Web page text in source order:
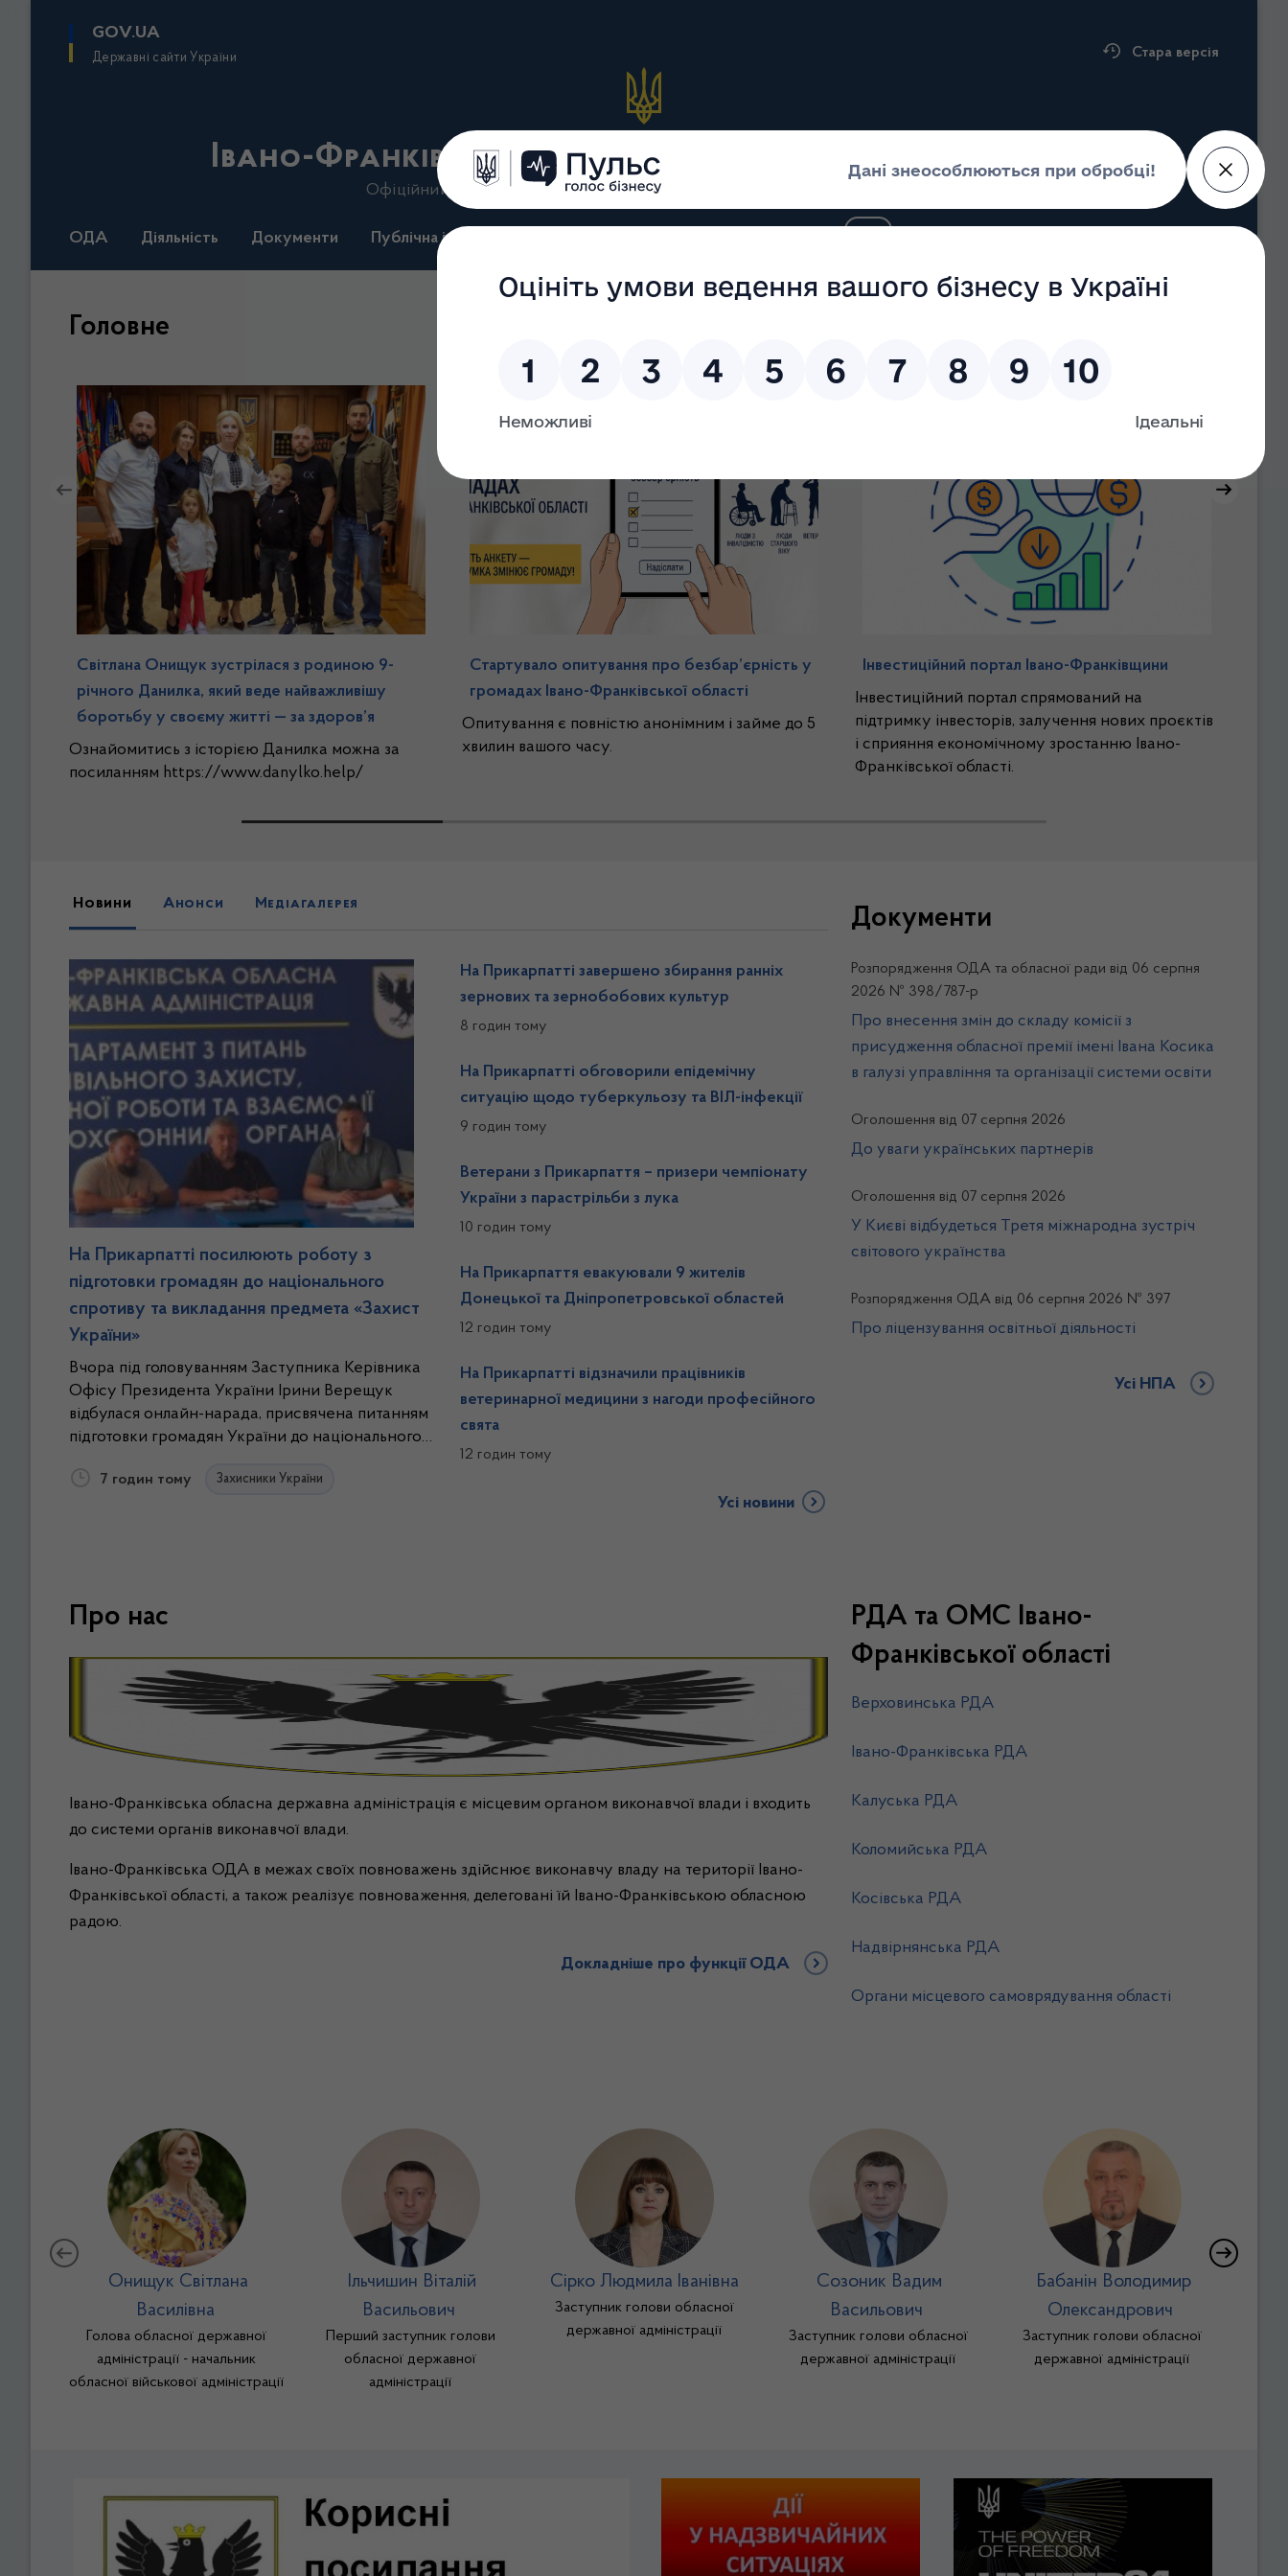
основного
GOV.UA
Державні сайти України Стара версія
Івано-Франківська обласна державна адміністрація
Офіційний вебсайт Івано-Франківської обласної державної адміністрації
ОДА Діяльність Документи Публічна інформація
Головне
Світлана Онищук зустрілася з родиною 9-
річного Данилка, який веде найважливішу
боротьбу у своєму житті — за здоров’я
Ознайомитись з історією Данилка можна за
посиланням https://www.danylko.help/
Стартувало опитування про безбар’єрність у
громадах Івано-Франківської області
Опитування є повністю анонімним і займе до 5
хвилин вашого часу.
Інвестиційний портал Івано-Франківщини
Інвестиційний портал спрямований на
підтримку інвесторів, залучення нових проєктів
і сприяння економічному зростанню Івано-
Франківської області.
Новини Анонси Медіагалерея
На Прикарпатті посилюють роботу з
підготовки громадян до національного
спротиву та викладання предмета «Захист
України»
Вчора під головуванням Заступника Керівника
Офісу Президента України Ірини Верещук
відбулася онлайн-нарада, присвячена питанням
підготовки громадян України до національного
інтегрованого курсу навчального предмета
7 годин тому Захисники України
На Прикарпатті завершено збирання ранніх
зернових та зернобобових культур
8 годин тому
На Прикарпатті обговорили епідемічну
ситуацію щодо туберкульозу та ВІЛ-інфекції
9 годин тому
Ветерани з Прикарпаття – призери чемпіонату
України з парастрільби з лука
10 годин тому
На Прикарпаття евакуювали 9 жителів
Донецької та Дніпропетровської областей
12 годин тому
На Прикарпатті відзначили працівників
ветеринарної медицини з нагоди професійного
свята
12 годин тому
Усі новини
Документи
Розпорядження ОДА та обласної ради від 06 серпня
2026 № 398/787-р
Про внесення змін до складу комісії з
присудження обласної премії імені Івана Косика
в галузі управління та організації системи освіти
Оголошення від 07 серпня 2026
До уваги українських партнерів
Оголошення від 07 серпня 2026
У Києві відбудеться Третя міжнародна зустріч
світового українства
Розпорядження ОДА від 06 серпня 2026 № 397
Про ліцензування освітньої діяльності
Усі НПА
Про нас
Івано-Франківська обласна державна адміністрація є місцевим органом виконавчої влади і входить
до системи органів виконавчої влади.
Івано-Франківська ОДА в межах своїх повноважень здійснює виконавчу владу на території Івано-
Франківської області, а також реалізує повноваження, делеговані їй Івано-Франківською обласною
радою.
Докладніше про функції ОДА
РДА та ОМС Івано-
Франківської області
Верховинська РДА
Івано-Франківська РДА
Калуська РДА
Коломийська РДА
Косівська РДА
Надвірнянська РДА
Органи місцевого самоврядування області
Онищук Світлана
Василівна
Голова обласної державної
адміністрації - начальник
обласної військової адміністрації
Ільчишин Віталій
Васильович
Перший заступник голови
обласної державної
адміністрації
Сірко Людмила Іванівна
Заступник голови обласної
державної адміністрації
Созоник Вадим
Васильович
Заступник голови обласної
державної адміністрації
Бабанін Володимир
Олександрович
Заступник голови обласної
державної адміністрації